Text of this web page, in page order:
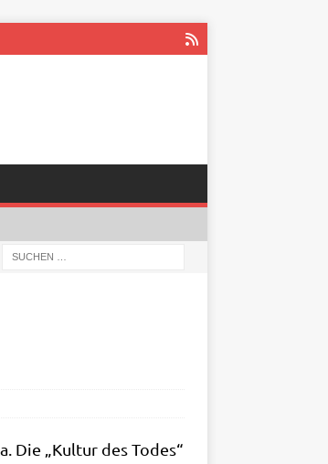
Die „Kul­tur des Todes“